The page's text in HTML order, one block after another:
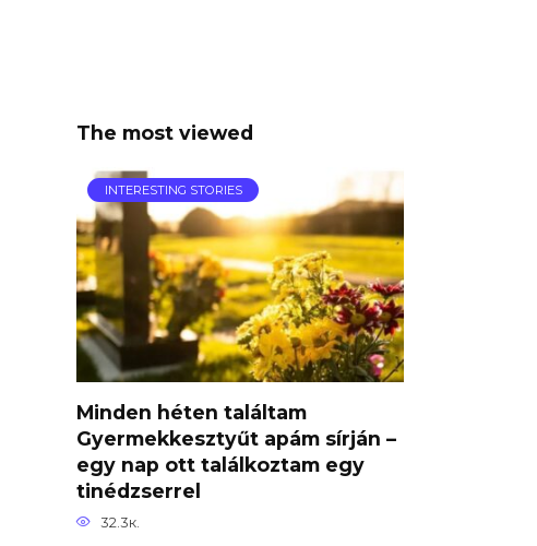
The most viewed
INTERESTING STORIES
Minden héten találtam
Gyermekkesztyűt apám sírján –
egy nap ott találkoztam egy
tinédzserrel
32.3к.